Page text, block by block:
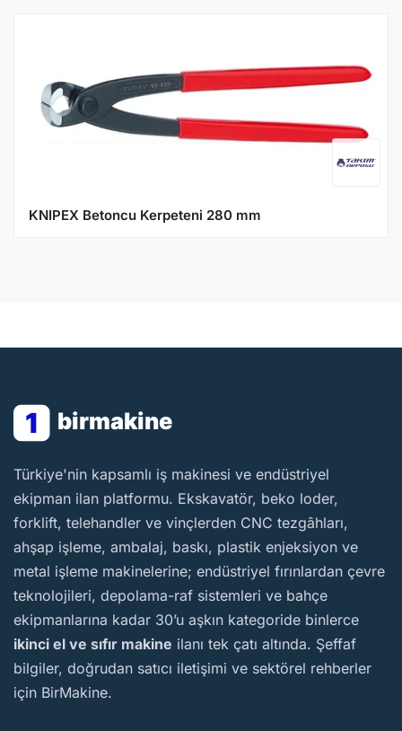
KNIPEX Betoncu Kerpeteni 280 mm
1 birmakine
BirMakine
Türkiye'nin kapsamlı iş makinesi ve endüstriyel
ekipman ilan platformu. Ekskavatör, beko loder,
forklift, telehandler ve vinçlerden CNC tezgâhları,
ahşap işleme, ambalaj, baskı, plastik enjeksiyon ve
metal işleme makinelerine; endüstriyel fırınlardan çevre
teknolojileri, depolama-raf sistemleri ve bahçe
ekipmanlarına kadar 30’u aşkın kategoride binlerce
ikinci el ve sıfır makine ilanı tek çatı altında. Şeffaf
bilgiler, doğrudan satıcı iletişimi ve sektörel rehberler
için BirMakine.